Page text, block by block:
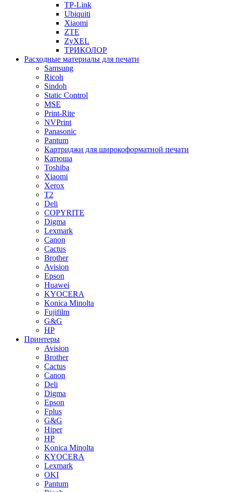
TP-Link
Ubiquiti
Xiaomi
ZTE
ZyXEL
ТРИКОЛОР
Расходные материалы для печати
Samsung
Ricoh
Sindoh
Static Control
MSE
Print-Rite
NVPrint
Panasonic
Pantum
Картриджи для широкоформатной печати
Катюша
Toshiba
Xiaomi
Xerox
T2
Deli
COPYRITE
Digma
Lexmark
Canon
Cactus
Brother
Avision
Epson
Huawei
KYOCERA
Konica Minolta
Fujifilm
G&G
HP
Принтеры
Avision
Brother
Cactus
Canon
Deli
Digma
Epson
Fplus
G&G
Hiper
HP
Konica Minolta
KYOCERA
Lexmark
OKI
Pantum